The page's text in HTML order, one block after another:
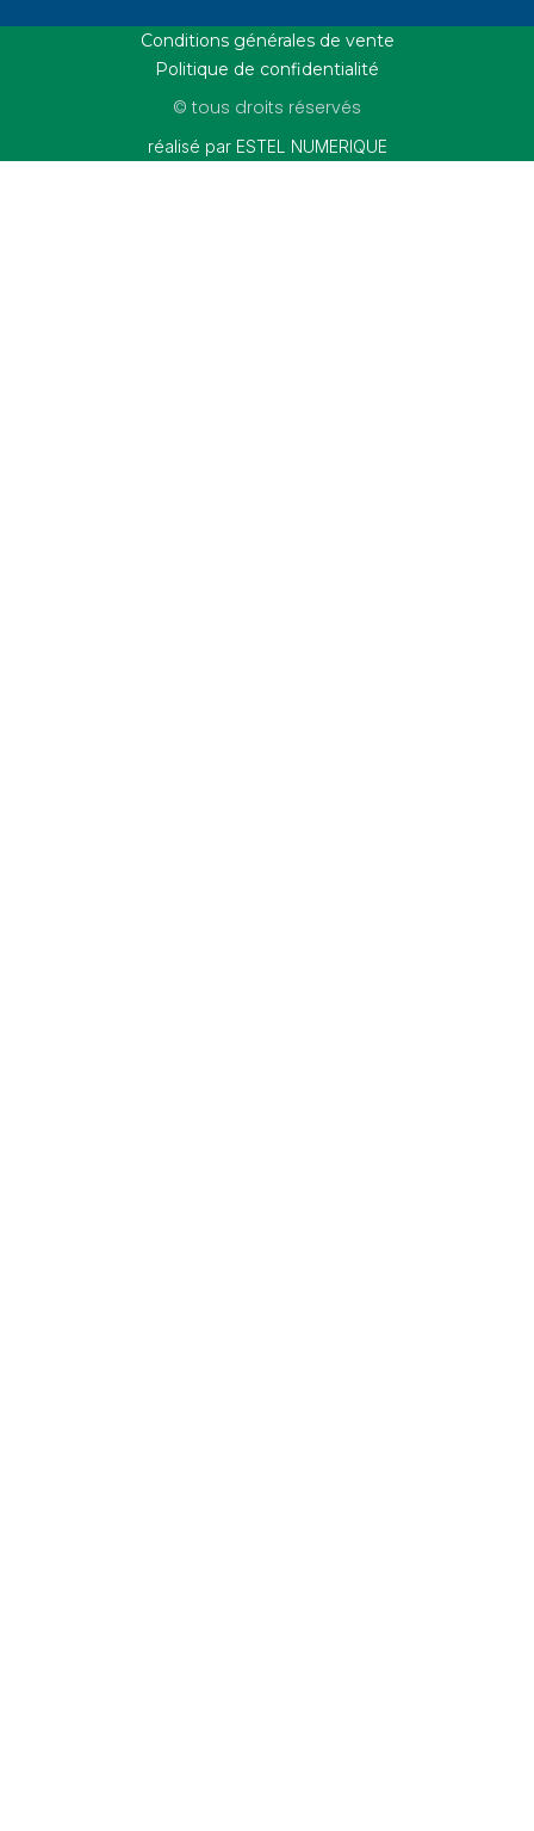
Conditions générales de vente
Politique de confidentialité
© tous droits réservés
réalisé par ESTEL NUMERIQUE